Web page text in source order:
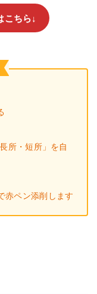
こちら↓
所・短所」を自
赤ペン添削します